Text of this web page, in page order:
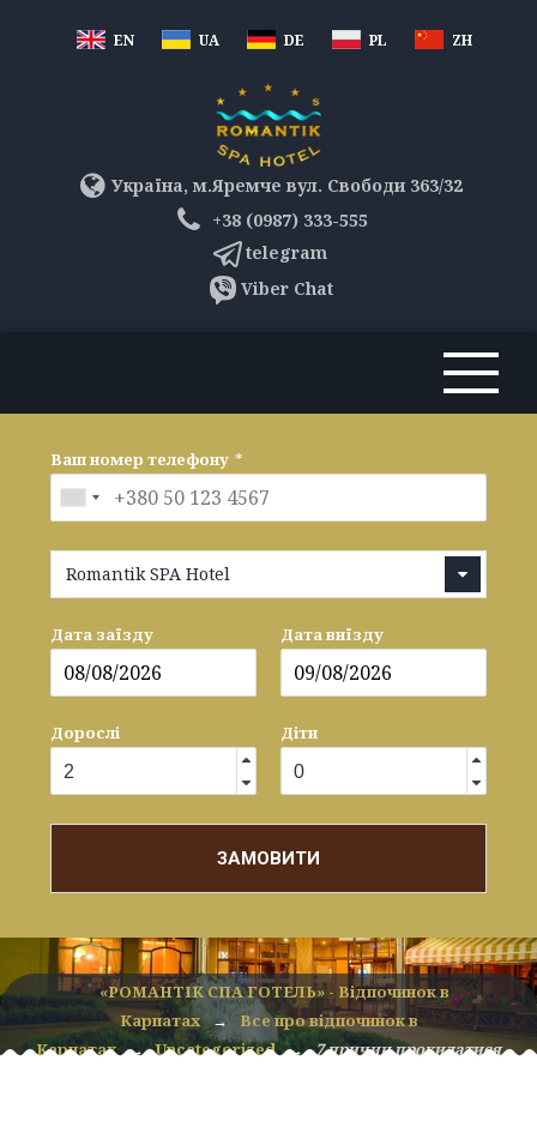
EN UA DE PL ZH
Україна, м.Яремче вул. Свободи 363/32
+38 (0987) 333-555
telegram
Viber Chat
Ваш номер телефону *
Romantik SPA Hotel
Дата заїзду Дата виїзду
Дорослі Діти
ЗАМОВИТИ
«РОМАНТІК СПА ГОТЕЛЬ» - Відпочинок в
Карпатах →
Все про відпочинок в
Карпатах → Uncategorized → 7 причин прокидатися